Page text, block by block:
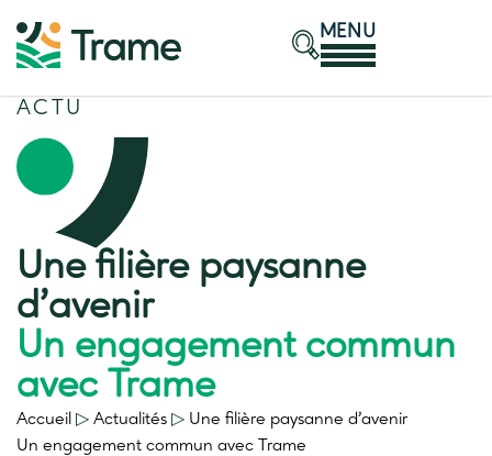
MENU
ACTU
Une filière paysanne
d’avenir
Un engagement commun
avec Trame
Accueil ▷ Actualités ▷ Une filière paysanne d’avenir
Un engagement commun avec Trame